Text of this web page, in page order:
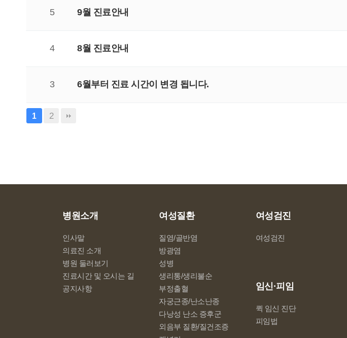
5 9월 진료안내
4 8월 진료안내
3 6월부터 진료 시간이 변경 됩니다.
1 2
병원소개
인사말
의료진 소개
병원 둘러보기
진료시간 및 오시는 길
공지사항
여성질환
질염/골반염
방광염
성병
생리통/생리불순
부정출혈
자궁근종/난소난종
다낭성 난소 증후군
외음부 질환/질건조증
여성검진
여성검진
임신·피임
퀵 임신 진단
피임법